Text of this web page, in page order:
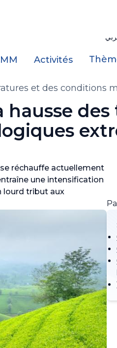
Activités
et des conditions
hausse
réchauffe actuellement
une intensification
lourd tribut aux